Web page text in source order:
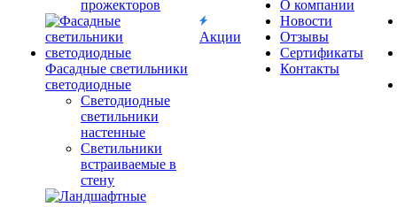
прожекторов
Фасадные светильники
светодиодные
Светодиодные
светильники
настенные
Светильники
встраиваемые в
стену
Акции
О компании
Новости
Отзывы
Сертификаты
Контакты